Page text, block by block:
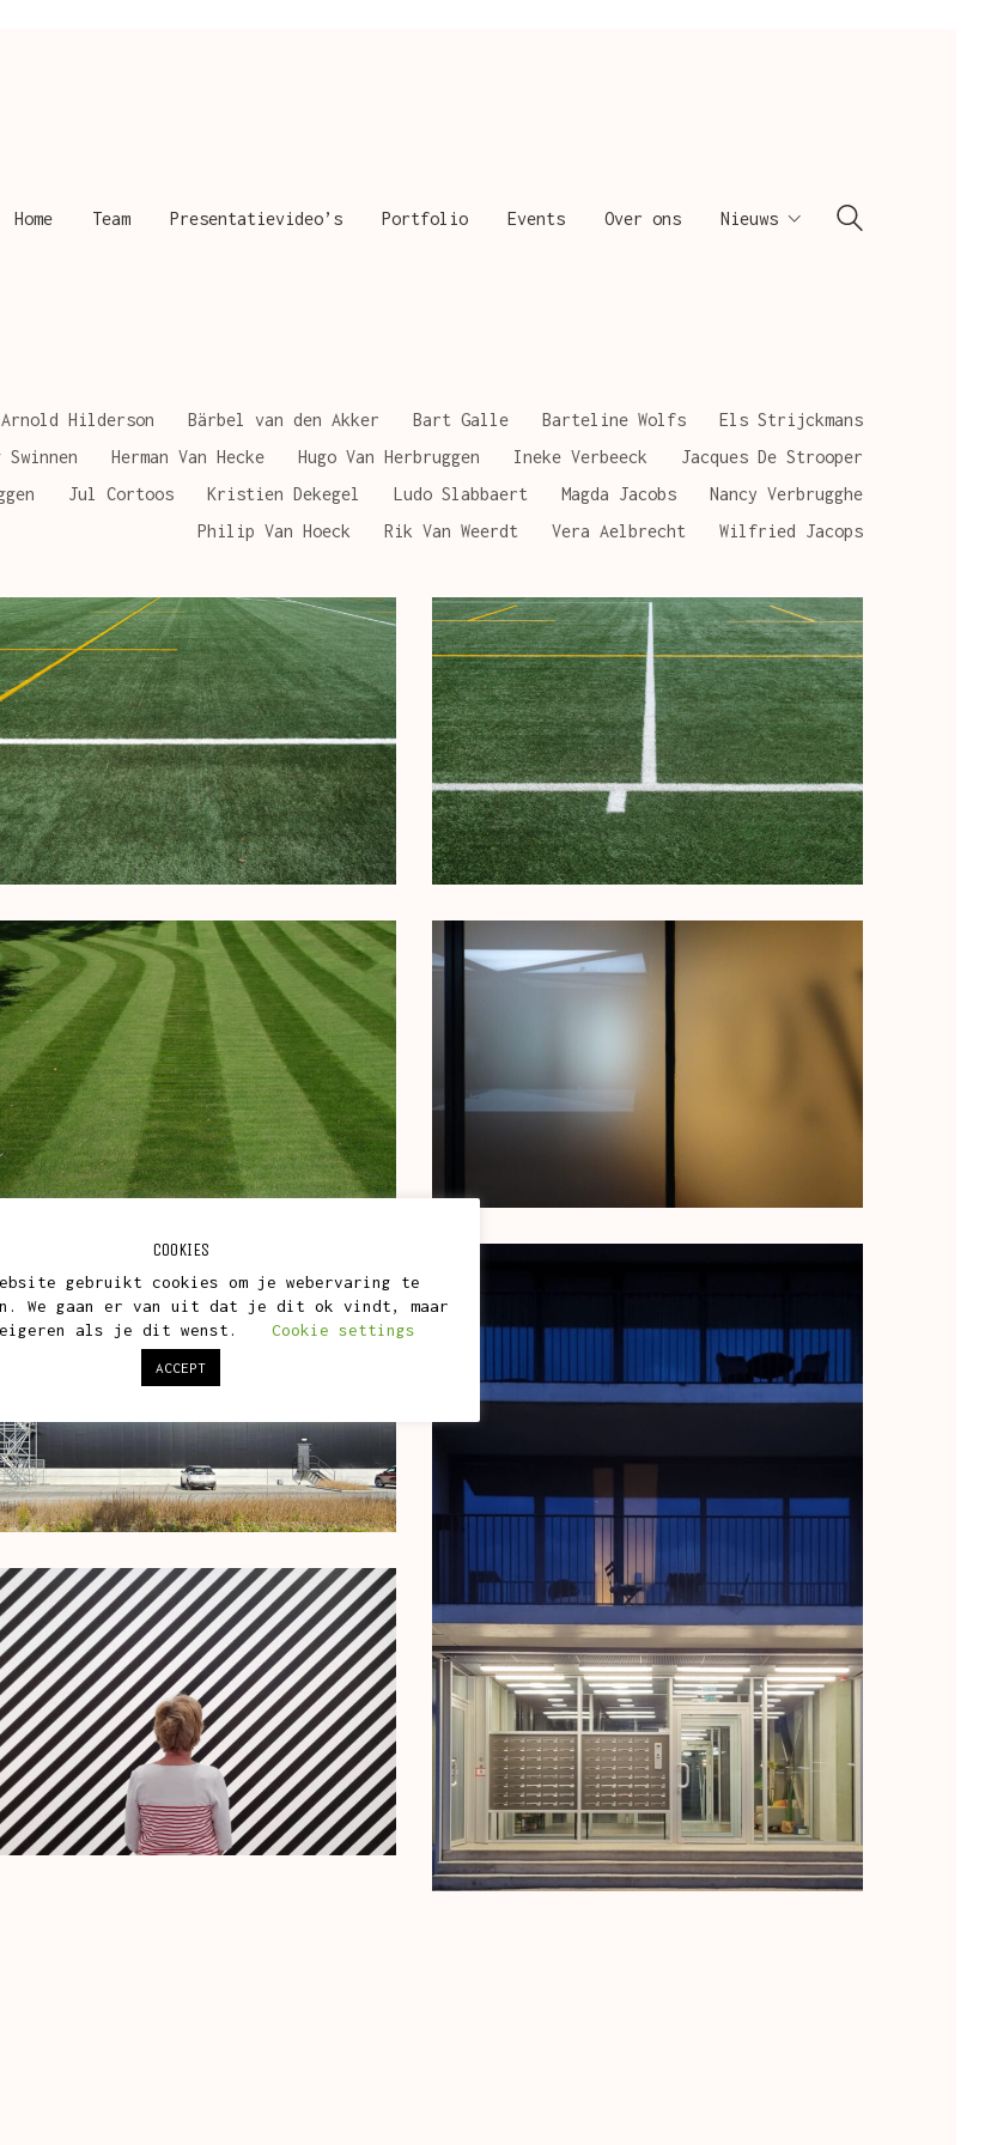
Home Team Presentatievideo’s Portfolio Events Over ons Nieuws
Arnold Hilderson Bärbel van den Akker Bart Galle Barteline Wolfs
Els Strijckmans
Swinnen Herman Van Hecke Hugo Van Herbruggen Ineke Verbeeck
Jacques De Strooper
Jul Cortoos Kristien Dekegel Ludo Slabbaert Magda Jacobs
Nancy Verbrugghe
Philip Van Hoeck
Rik Van Weerdt Vera Aelbrecht Wilfried Jacops
COOKIES
gebruikt cookies om je webervaring te
We gaan er van uit dat je dit ok vindt, maar
als je dit wenst.
Cookie settings
ACCEPT